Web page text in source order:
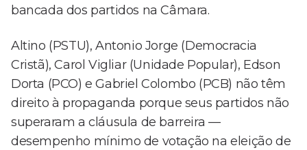
bancada dos partidos na Câmara.
Altino (PSTU), Antonio Jorge (Democracia
Cristã), Carol Vigliar (Unidade Popular), Edson
Dorta (PCO) e Gabriel Colombo (PCB) não têm
direito à propaganda porque seus partidos não
superaram a cláusula de barreira —
desempenho mínimo de votação na eleição de